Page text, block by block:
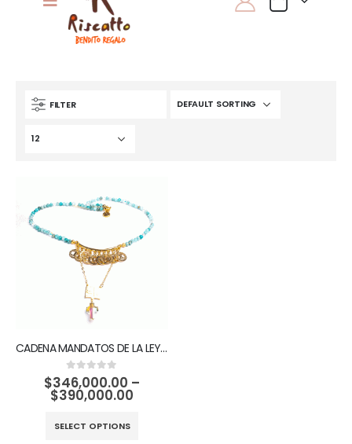
FILTER
CADENA MANDATOS DE LA LEY DE DIOS
0out of 5
$346,000.00 –
$390,000.00
SELECT OPTIONS